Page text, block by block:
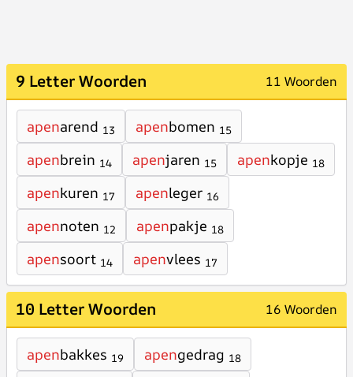
9 Letter Woorden 11 Woorden
apenarend 13 apenbomen 15
apenbrein 14 apenjaren 15 apenkopje 18
apenkuren 17 apenleger 16
apennoten 12 apenpakje 18
apensoort 14 apenvlees 17
10 Letter Woorden 16 Woorden
apenbakkes 19 apengedrag 18